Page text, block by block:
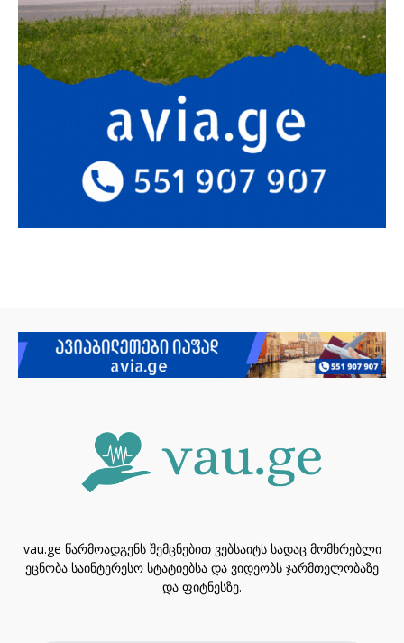
vau.ge წარმოადგენს შემცნებით ვებსაიტს სადაც მომხრებლი
ეცნობა საინტერესო სტატიებსა და ვიდეობს ჯარმთელობაზე
და ფიტნესზე.